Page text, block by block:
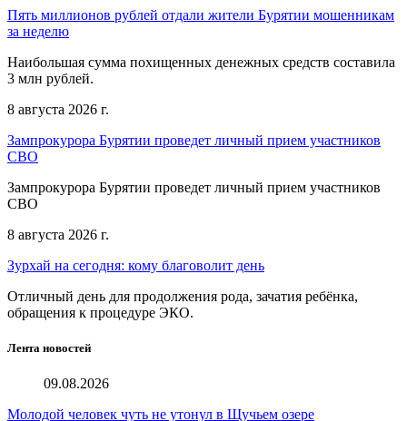
Пять миллионов рублей отдали жители Бурятии мошенникам
за неделю
Наибольшая сумма похищенных денежных средств составила
3 млн рублей.
8 августа 2026 г.
Зампрокурора Бурятии проведет личный прием участников
СВО
Зампрокурора Бурятии проведет личный прием участников
СВО
8 августа 2026 г.
Зурхай на сегодня: кому благоволит день
Отличный день для продолжения рода, зачатия ребёнка,
обращения к процедуре ЭКО.
Лента новостей
09.08.2026
Молодой человек чуть не утонул в Щучьем озере